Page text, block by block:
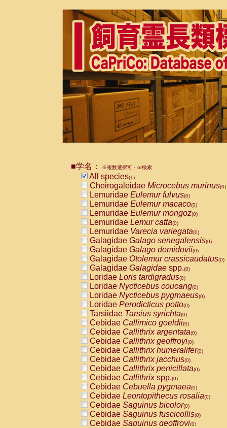
■学名： ※複数選択可・or検索
All species(1)
Cheirogaleidae Microcebus murinus(0)
Lemuridae Eulemur fulvus(0)
Lemuridae Eulemur macaco(0)
Lemuridae Eulemur mongoz(0)
Lemuridae Lemur catta(0)
Lemuridae Varecia variegata(0)
Galagidae Galago senegalensis(0)
Galagidae Galago demidovii(0)
Galagidae Otolemur crassicaudatus(0)
Galagidae Galagidae spp.(0)
Loridae Loris tardigradus(0)
Loridae Nycticebus coucang(0)
Loridae Nycticebus pygmaeus(0)
Loridae Perodicticus potto(0)
Tarsiidae Tarsius syrichta(0)
Cebidae Callimico goeldii(0)
Cebidae Callithrix argentata(0)
Cebidae Callithrix geoffroyi(0)
Cebidae Callithrix humeralifer(0)
Cebidae Callithrix jacchus(0)
Cebidae Callithrix penicillata(0)
Cebidae Callithrixspp.(0)
Cebidae Cebuella pygmaea(0)
Cebidae Leontopithecus rosalia(0)
Cebidae Saguinus bicolor(0)
Cebidae Saguinus fuscicollis(0)
Cebidae Saguinus geoffroyi(0)